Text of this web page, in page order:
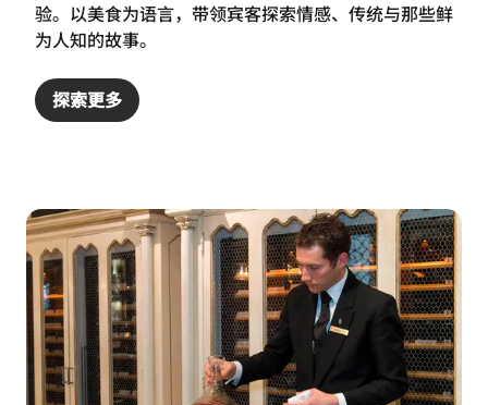
验。以美食为语言，带领宾客探索情感、传统与那些鲜
为人知的故事。
探索更多